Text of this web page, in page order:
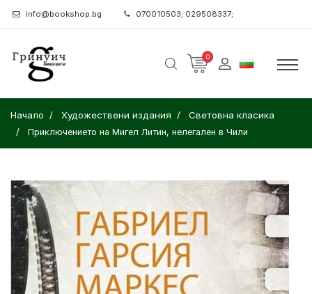
info@bookshop.bg 070010503; 029508337;
0
Начало Художествени издания Световна класика
Приключението на Мигел Литин, нелегален в Чили